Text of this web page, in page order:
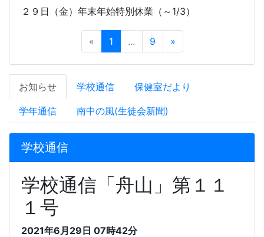
２９日（金）年末年始特別休業（～ 1/3）
« 1 ... 9 »
お知らせ 学校通信 保健室だより
学年通信 南中の風(生徒会新聞)
学校通信
学校通信「舟山」第１１
１号
2021年6月29日 07時42分